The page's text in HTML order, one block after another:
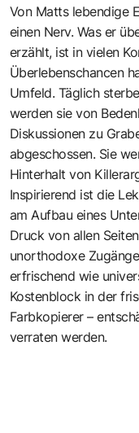
Von Matts lebendige
einen Nerv. Was er
erzählt, ist in vielen
Überlebenschancen
Umfeld. Täglich
werden sie von
Diskussionen zu
abgeschossen. Sie
Hinterhalt von
Inspirierend ist die
am Aufbau eines
Druck von allen
unorthodoxe
erfrischend wie
Kostenblock in der
Farbkopierer –
verraten werden.